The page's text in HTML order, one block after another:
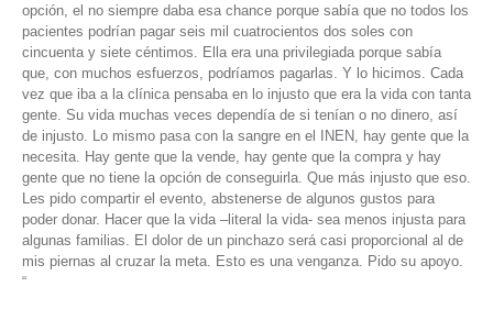
opción, el no siempre daba esa chance porque sabía que no todos los
pacientes podrían pagar seis mil cuatrocientos dos soles con
cincuenta y siete céntimos. Ella era una privilegiada porque sabía
que, con muchos esfuerzos, podríamos pagarlas. Y lo hicimos. Cada
vez que iba a la clínica pensaba en lo injusto que era la vida con tanta
gente. Su vida muchas veces dependía de si tenían o no dinero, así
de injusto. Lo mismo pasa con la sangre en el INEN, hay gente que la
necesita. Hay gente que la vende, hay gente que la compra y hay
gente que no tiene la opción de conseguirla. Que más injusto que eso.
Les pido compartir el evento, abstenerse de algunos gustos para
poder donar. Hacer que la vida –literal la vida- sea menos injusta para
algunas familias. El dolor de un pinchazo será casi proporcional al de
mis piernas al cruzar la meta. Esto es una venganza. Pido su apoyo.
“